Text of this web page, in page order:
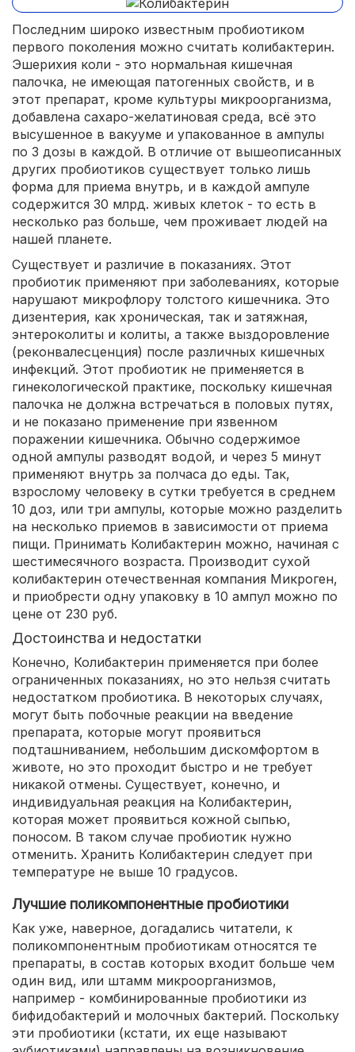
Последним широко известным пробиотиком
первого поколения можно считать колибактерин.
Эшерихия коли - это нормальная кишечная
палочка, не имеющая патогенных свойств, и в
этот препарат, кроме культуры микроорганизма,
добавлена сахаро-желатиновая среда, всё это
высушенное в вакууме и упакованное в ампулы
по 3 дозы в каждой. В отличие от вышеописанных
других пробиотиков существует только лишь
форма для приема внутрь, и в каждой ампуле
содержится 30 млрд. живых клеток - то есть в
несколько раз больше, чем проживает людей на
нашей планете.
Существует и различие в показаниях. Этот
пробиотик применяют при заболеваниях, которые
нарушают микрофлору толстого кишечника. Это
дизентерия, как хроническая, так и затяжная,
энтероколиты и колиты, а также выздоровление
(реконвалесценция) после различных кишечных
инфекций. Этот пробиотик не применяется в
гинекологической практике, поскольку кишечная
палочка не должна встречаться в половых путях,
и не показано применение при язвенном
поражении кишечника. Обычно содержимое
одной ампулы разводят водой, и через 5 минут
применяют внутрь за полчаса до еды. Так,
взрослому человеку в сутки требуется в среднем
10 доз, или три ампулы, которые можно разделить
на несколько приемов в зависимости от приема
пищи. Принимать Колибактерин можно, начиная с
шестимесячного возраста. Производит сухой
колибактерин отечественная компания Микроген,
и приобрести одну упаковку в 10 ампул можно по
цене от 230 руб.
Достоинства и недостатки
Конечно, Колибактерин применяется при более
ограниченных показаниях, но это нельзя считать
недостатком пробиотика. В некоторых случаях,
могут быть побочные реакции на введение
препарата, которые могут проявиться
подташниванием, небольшим дискомфортом в
животе, но это проходит быстро и не требует
никакой отмены. Существует, конечно, и
индивидуальная реакция на Колибактерин,
которая может проявиться кожной сыпью,
поносом. В таком случае пробиотик нужно
отменить. Хранить Колибактерин следует при
температуре не выше 10 градусов.
Лучшие поликомпонентные пробиотики
Как уже, наверное, догадались читатели, к
поликомпонентным пробиотикам относятся те
препараты, в состав которых входит больше чем
один вид, или штамм микроорганизмов,
например - комбинированные пробиотики из
бифидобактерий и молочных бактерий. Поскольку
эти пробиотики (кстати, их еще называют